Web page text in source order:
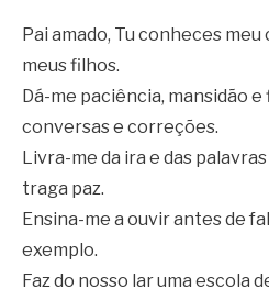
Pai amado, Tu conheces
meus filhos.
Dá-me paciência, mansidão
conversas e correções.
Livra-me da ira e das
traga paz.
Ensina-me a ouvir antes de
exemplo.
Faz do nosso lar uma escola